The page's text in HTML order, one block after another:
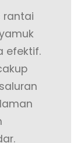
rantai
efektif.